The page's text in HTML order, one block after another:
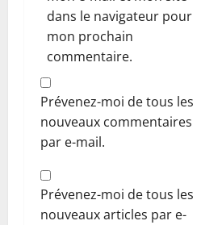
dans le navigateur pour
mon prochain
commentaire.
Prévenez-moi de tous les
nouveaux commentaires
par e-mail.
Prévenez-moi de tous les
nouveaux articles par e-